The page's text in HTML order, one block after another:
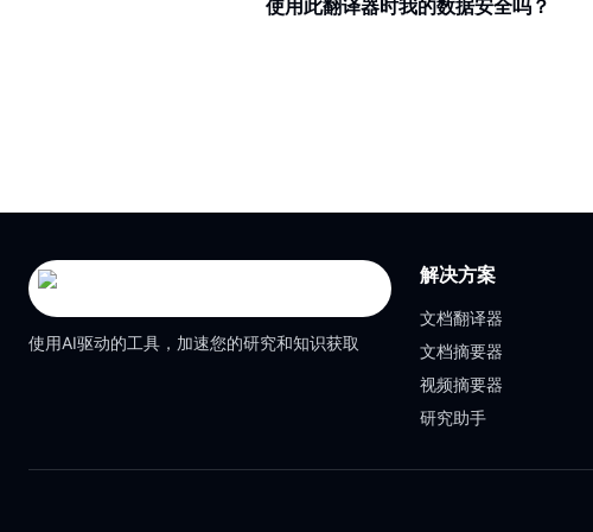
使用此翻译器时我的数据安全吗？
使用AI驱动的工具，加速您的研究和知识获取
解决方案
文档翻译器
文档摘要器
视频摘要器
研究助手